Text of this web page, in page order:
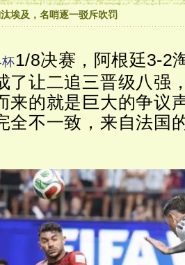
埃及，名哨逐一驳斥吹罚
1/8决赛，阿根廷3-2
了让二追三晋级八强
来的就是巨大的争议
全不一致，来自法国